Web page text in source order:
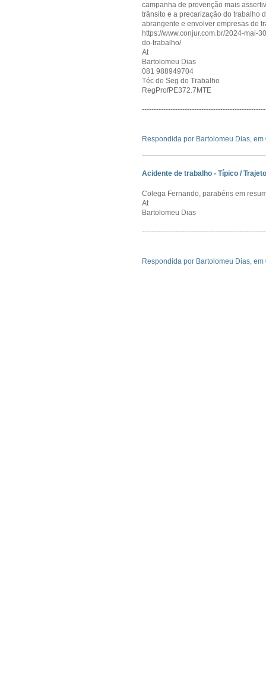
campanha de prevenção mais
trânsito e a precarização do trabalho
abrangente e envolver empresas de
https://www.conjur.com.br/2024-mai-
do-trabalho/
At
Bartolomeu Dias
081 988949704
Téc de Seg do Trabalho
RegProfPE372.7MTE
Respondida por Bartolomeu Dias, em
Acidente de trabalho - Típico /
Colega Fernando, parabéns em
At
Bartolomeu Dias
Respondida por Bartolomeu Dias, em